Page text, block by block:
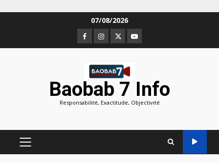
07/08/2026
Facebook
Instagram
TwitterYoutube
Baobab 7 Info
Responsabilité, Exactitude, Objectivité
MENU
PRINCIPAL